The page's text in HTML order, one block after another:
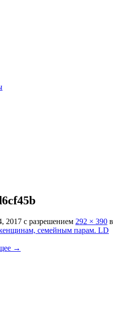
2017 с разрешением 292 × 390 в
семейным парам. LD
→